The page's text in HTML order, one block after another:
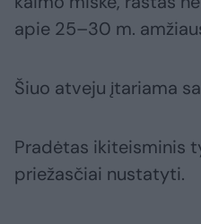
apie 25–30 m.
Šiuo atveju įtariama
Pradėtas ikiteisminis
priežasčiai nustatyti.